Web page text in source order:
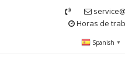
Horas de
Spanish ▼